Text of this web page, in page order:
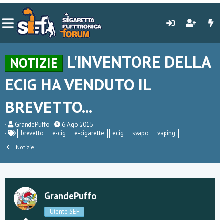
NOTIZIE
L'INVENTORE DELLA
ECIG HA VENDUTO IL
BREVETTO...
C
r
e
a
o
e
i
s
GrandePuffo
D
a
t
i
n
z
o
6 Ago 2015
brevetto
e-cig e-cigarette ecig svapo vaping
Notizie
GrandePuffo
Utente SEF